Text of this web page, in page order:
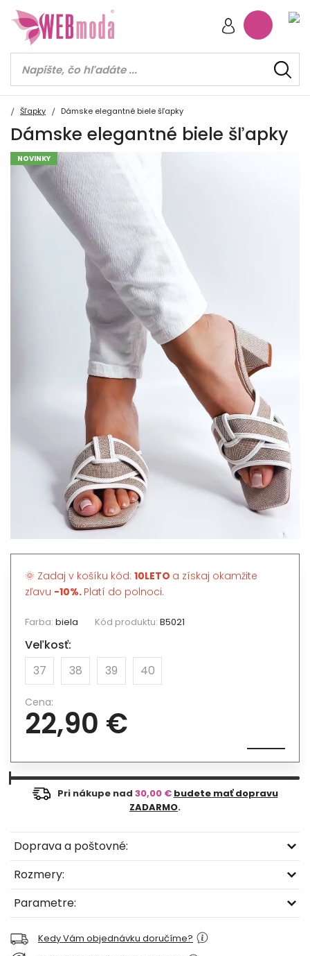
Šľapky Dámske elegantné biele šľapky
Dámske elegantné biele šľapky
NOVINKY
🌞 Zadaj v košíku kód: 10LETO a získaj okamžite
zľavu -10%. Platí do polnoci.
Farba: biela Kód produktu: B5021
Veľkosť:
37
38 39 40
Cena:
22,90 €
Pri nákupe nad 30,00 € budete mať dopravu
ZADARMO.
Doprava a poštovné:
Rozmery:
Parametre:
Kedy Vám objednávku doručíme?